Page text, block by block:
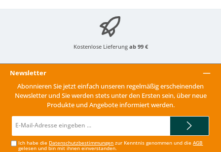
Kostenlose Lieferung ab 99 €
Newsletter
Abonnieren Sie jetzt einfach unseren regelmäßig erscheinenden
Newsletter und Sie werden stets unter den Ersten sein, über neue
Produkte und Angebote informiert werden.
Mail-
Ich habe die Datenschutzbestimmungen zur Kenntnis genommen und dieAGB
gelesen und bin mit ihnen einverstanden.